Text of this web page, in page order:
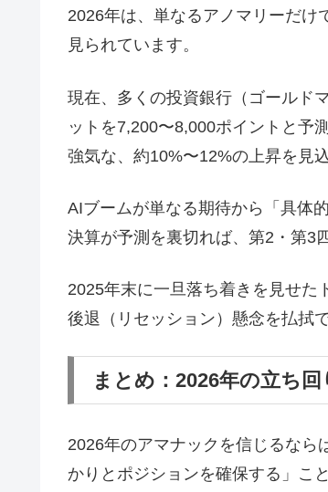
2026年は、単なるアノマリーだけ
見られています。
現在、多くの投資銀行（ゴールド
ットを7,200〜8,000ポイントと予
強気な、約10%〜12%の上昇を見
AIブームが単なる期待から「具体
決算が予測を裏切れば、第2・第3
2025年末に一旦落ち着きを見せた
後退（リセッション）懸念を払拭
まとめ：2026年の立ち回
2026年のアマナックを信じるなら
かりとポジションを確保する」こ